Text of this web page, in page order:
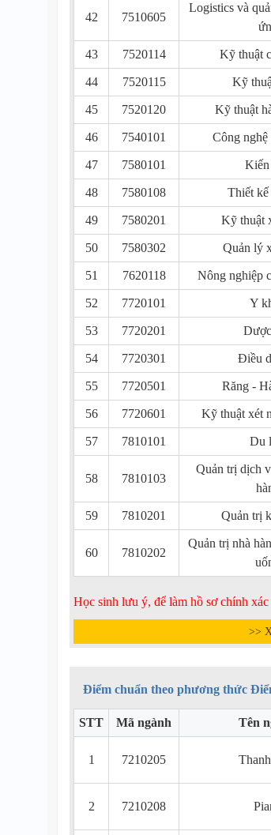
42 7510605
Logistics và
43 7520114 Kỹ thuật
44 7520115 Kỹ
45 7520120 Kỹ thuật
46 7540101 Công
47 7580101 Kiến
48 7580108 Thiết kế
49 7580201 Kỹ thuật
50 7580302 Quản lý
51 7620118 Nông nghiệp
52 7720101 Y
53 7720201
54 7720301 Điều
55 7720501 Răng -
56 7720601 Kỹ thuật xét
57 7810101 Du
58 7810103
Quản trị dịch
59 7810201 Quản trị
60 7810202
Quản trị nhà
Học sinh lưu ý, để làm hồ sơ chính
>>
Điểm chuẩn theo phương thức
STT Mã ngành Tên
1 7210205
2 7210208